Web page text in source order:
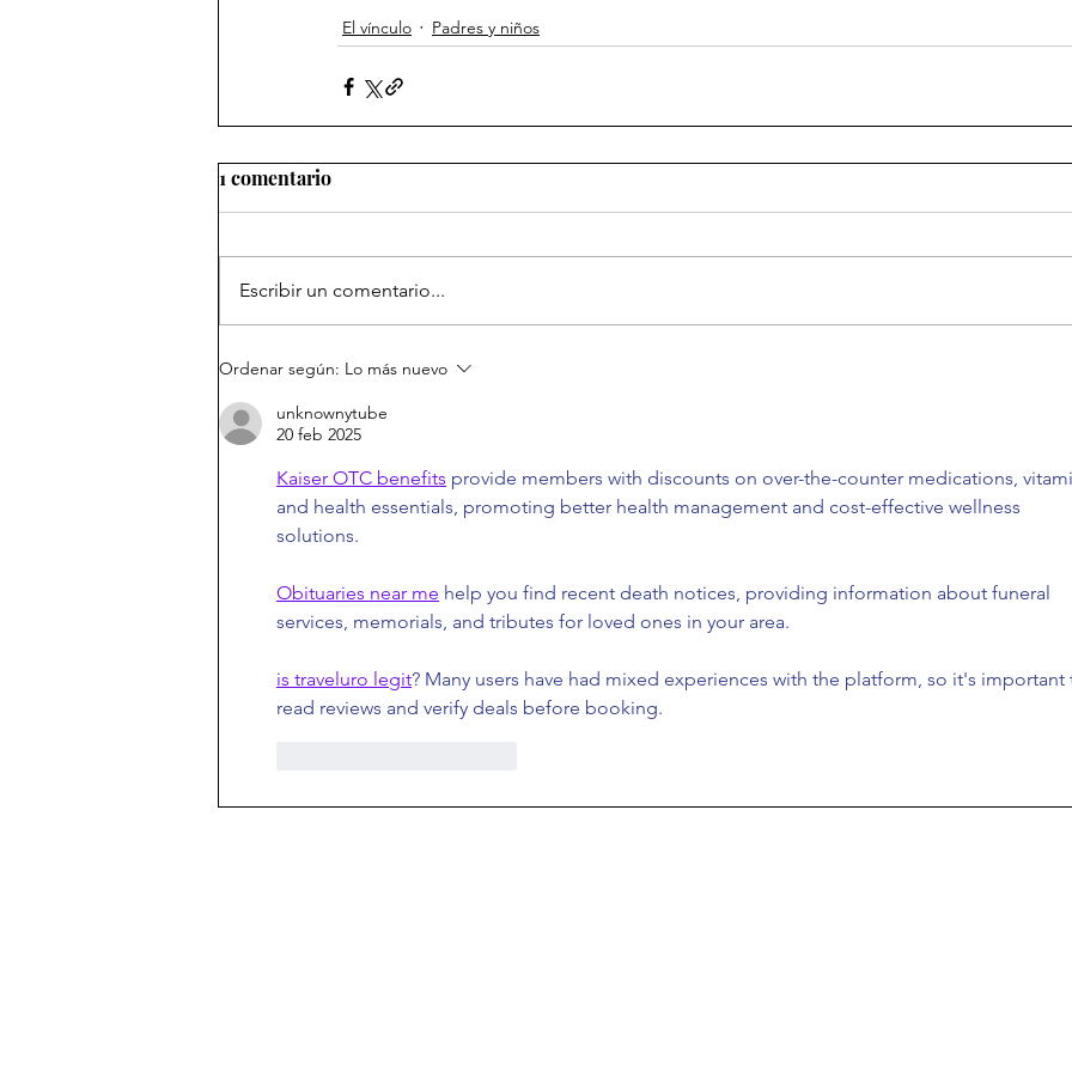
El vínculo Padres y niños
1 comentario
Escribir un comentario...
Ordenar según: Lo más nuevo
unknownytube
20 feb 2025
Kaiser OTC benefits provide members with discounts on over-the-counter medications,
and health essentials, promoting better health management and cost-effective wellness
solutions.
Obituaries near me help you find recent death notices, providing information about funeral
services, memorials, and tributes for loved ones in your area.
is traveluro legit? Many users have had mixed experiences with the platform, so it's
read reviews and verify deals before booking.